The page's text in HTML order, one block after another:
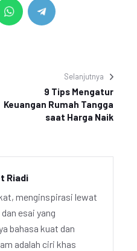
Selanjutnya
9 Tips Mengatur
Keuangan Rumah Tangga
saat Harga Naik
Riadi
menginspirasi lewat
esai yang
bahasa kuat dan
adalah ciri khas